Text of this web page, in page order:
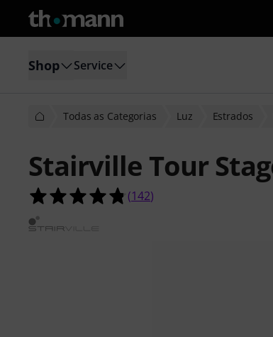
Shop Service
Todas as Categorias Luz Estrados
Stairville Tour
4.8 de 5 estrelas de 142
(142)